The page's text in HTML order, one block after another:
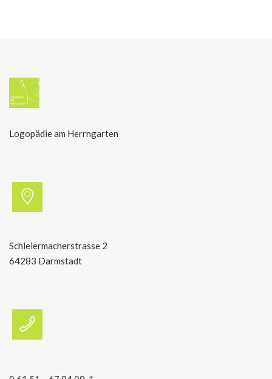
Logopädie am Herrngarten
Schleiermacherstrasse 2
64283 Darmstadt